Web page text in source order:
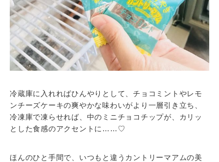
冷蔵庫に入れればひんやりとして、チョコミントやレモ
ンチーズケーキの爽やかな味わいがより一層引き立ち、
冷凍庫で凍らせれば、中のミニチョコチップが、カリッ
とした食感のアクセントに……♡
ほんのひと手間で、いつもと違うカントリーマアムの美